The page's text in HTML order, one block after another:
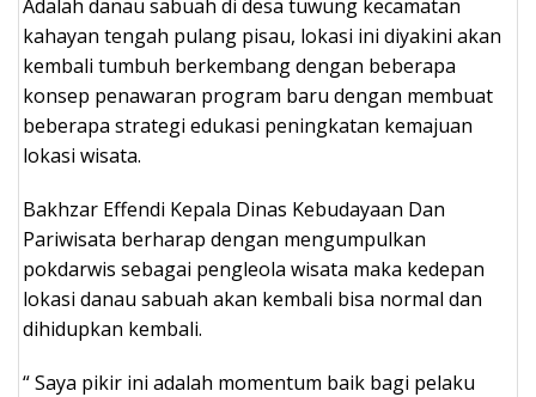
Adalah danau sabuah di desa tuwung kecamatan
kahayan tengah pulang pisau, lokasi ini diyakini akan
kembali tumbuh berkembang dengan beberapa
konsep penawaran program baru dengan membuat
beberapa strategi edukasi peningkatan kemajuan
lokasi wisata.
Bakhzar Effendi Kepala Dinas Kebudayaan Dan
Pariwisata berharap dengan mengumpulkan
pokdarwis sebagai pengleola wisata maka kedepan
lokasi danau sabuah akan kembali bisa normal dan
dihidupkan kembali.
“ Saya pikir ini adalah momentum baik bagi pelaku